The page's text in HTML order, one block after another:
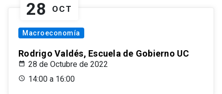
28 OCT
Macroeconomía
Rodrigo Valdés, Escuela de Gobierno UC
28 de Octubre de 2022
14:00 a 16:00